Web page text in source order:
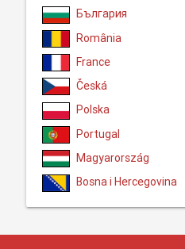
България
România
France
Česká
Polska
Portugal
Magyarország
Bosna i Hercegovina